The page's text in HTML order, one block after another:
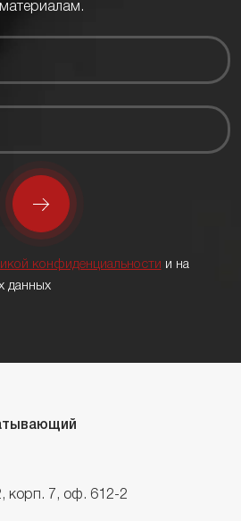
материалам.
конфиденциальности и на
данных
корп. 7, оф. 612-2